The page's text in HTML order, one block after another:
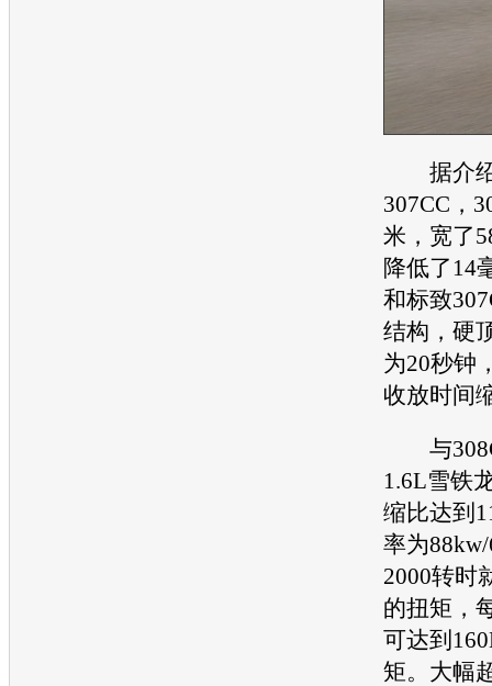
据介绍
307CC，
米，宽了
降低了14
和标致
结构，硬
为20秒钟
收放时间
与
1.6L雪铁
缩比达到
率为
2000转时
的扭矩，
可达到
矩。大幅